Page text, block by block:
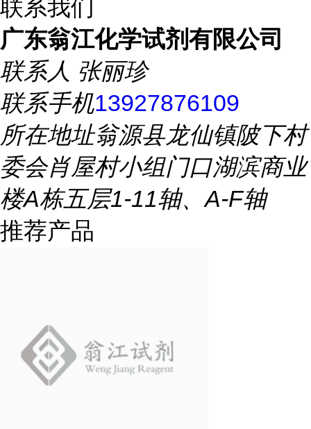
联系我们
广东翁江化学试剂有限公司
联系人 张丽珍
联系手机13927876109
所在地址翁源县龙仙镇陂下村
委会肖屋村小组门口湖滨商业
楼A栋五层1-11轴、A-F轴
推荐产品